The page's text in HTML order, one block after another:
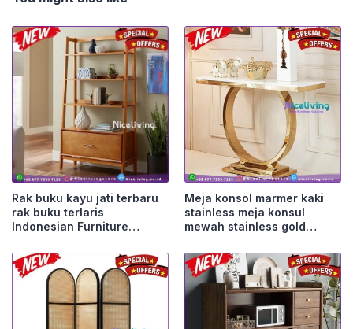
Rak buku kayu jati terbaru
rak buku terlaris
Indonesian Furniture
Meja konsol marmer kaki
stainless meja konsul
mewah stainless gold